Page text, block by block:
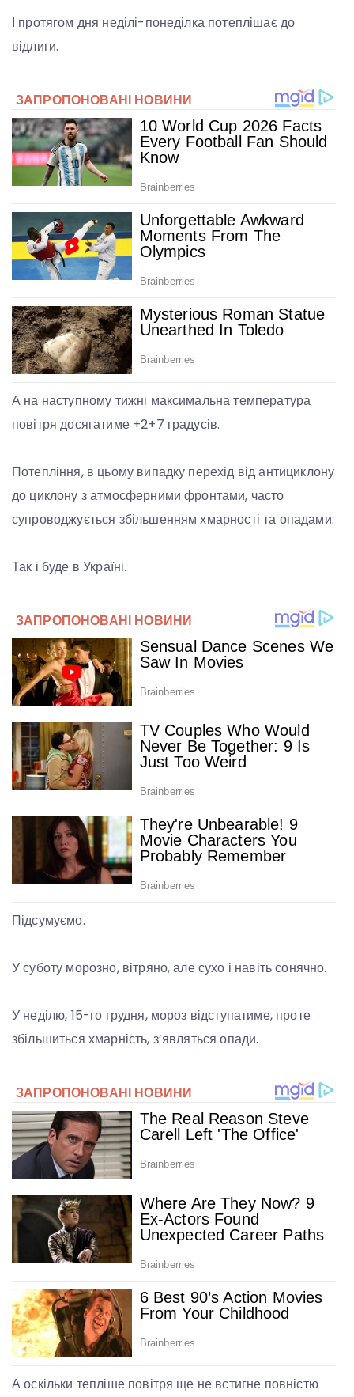
І протягом дня неділі-понеділка потеплішає до
відлиги.
А на наступному тижні максимальна температура
повітря досягатиме +2+7 градусів.
Потепління, в цьому випадку перехід від антициклону
до циклону з атмосферними фронтами, часто
супроводжується збільшенням хмарності та опадами.
Так і буде в Україні.
Підсумуємо.
У суботу морозно, вітряно, але сухо і навіть сонячно.
У неділю, 15-го грудня, мороз відступатиме, проте
збільшиться хмарність, з’являться опади.
А оскільки тепліше повітря ще не встигне повністю